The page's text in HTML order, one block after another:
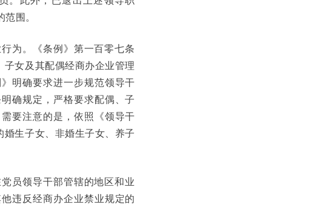
围。
为。《条例》第一百零七条
子女及其配偶经商办企业管理
明确要求进一步规范领导干
确规定，严格要求配偶、子
要注意的是，依照《领导干
生子女、非婚生子女、养子
员领导干部管辖的地区和业
违反经商办企业禁业规定的